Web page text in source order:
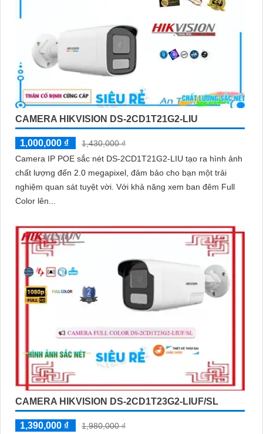
CAMERA HIKVISION DS-2CD1T21G2-LIU
1,000,000 ₫
1,430,000 ₫
Camera IP POE sắc nét DS-2CD1T21G2-LIU tạo ra hình ảnh
chất lượng đến 2.0 megapixel, đảm bảo cho bạn một trải
nghiệm quan sát tuyệt vời. Với khả năng xem ban đêm Full
Color lên...
CAMERA HIKVISION DS-2CD1T23G2-LIUF/SL
1,390,000 ₫
1,980,000 ₫